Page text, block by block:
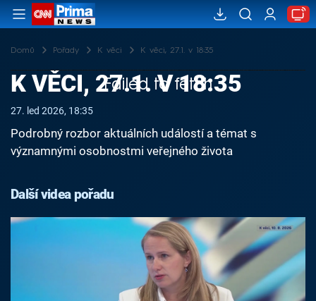
Domů Pořady K věci K věci, 27.1. v 18:35
Failed to fetch
K VĚCI, 27.1. V 18:35
27. led 2026, 18:35
Podrobný rozbor aktuálních událostí a témat s
významnými osobnostmi veřejného života
Další videa pořadu